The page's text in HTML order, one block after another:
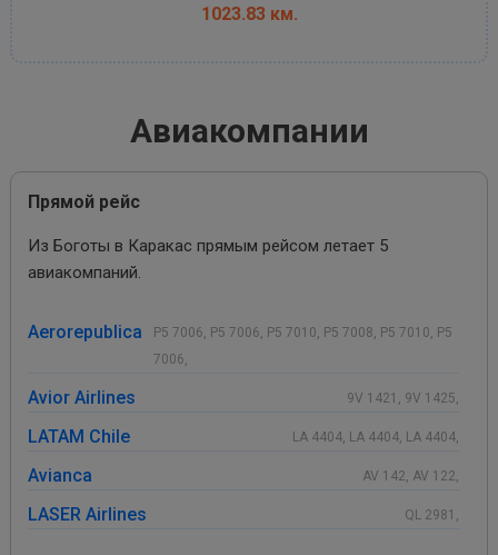
1023.83 км.
Авиакомпании
Прямой рейс
Из Боготы в Каракас прямым рейсом летает 5
авиакомпаний.
Aerorepublica
P5 7006, P5 7006, P5 7010, P5 7008, P5 7010, P5
7006,
Avior Airlines 9V 1421, 9V 1425,
LATAM Chile LA 4404, LA 4404, LA 4404,
Avianca AV 142, AV 122,
LASER Airlines QL 2981,